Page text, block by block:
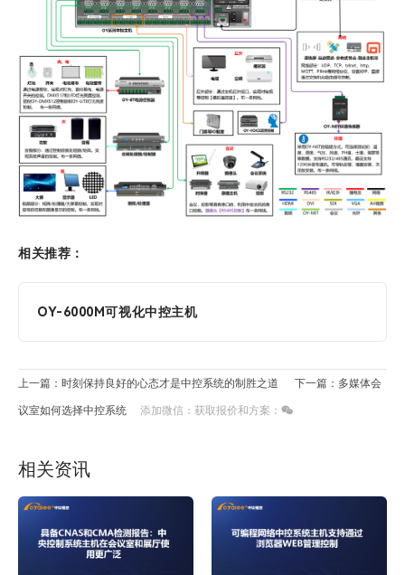
相关推荐：
OY-6000M可视化中控主机
上一篇：时刻保持良好的心态才是中控系统的制胜之道 下一篇：多媒体会
议室如何选择中控系统 添加微信：获取报价和方案：
相关资讯